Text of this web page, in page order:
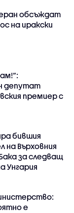
обсъждат
на иракски
депутат
премиер с
бившия
на Върховния
за следващ
Унгария
е